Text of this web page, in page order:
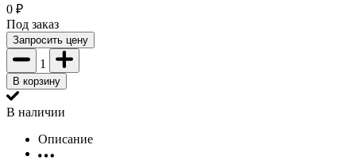
0 ₽
Под заказ
Запросить цену
1
В корзину
В наличии
Описание